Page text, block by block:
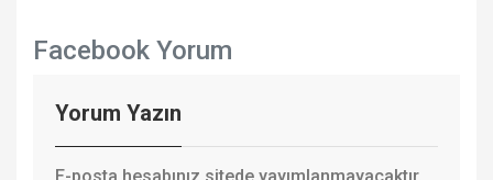
Facebook Yorum
Yorum Yazın